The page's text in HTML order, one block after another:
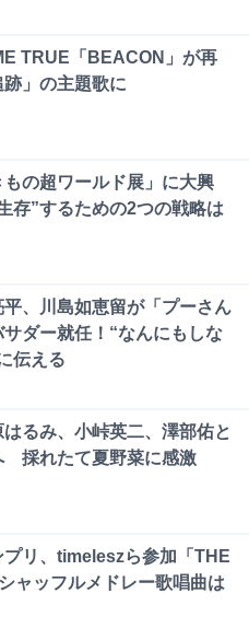
TRUE「BEACON」が再
」の主題歌に
の超ワールド展」に大興
存”するための2つの戦略は
、川島如恵留が「プーさん
ダー就任！“なんにもしな
伝える
るみ、小峠英二、澤部佑と
採れたて夏野菜に感激
プリ、timeleszら参加「THE
ャッフルメドレー歌唱曲は